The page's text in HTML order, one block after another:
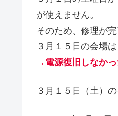
が使えません。
そのため、修理が
３月１５日の会場
→電源復旧しなかっ
３月１５日（土）